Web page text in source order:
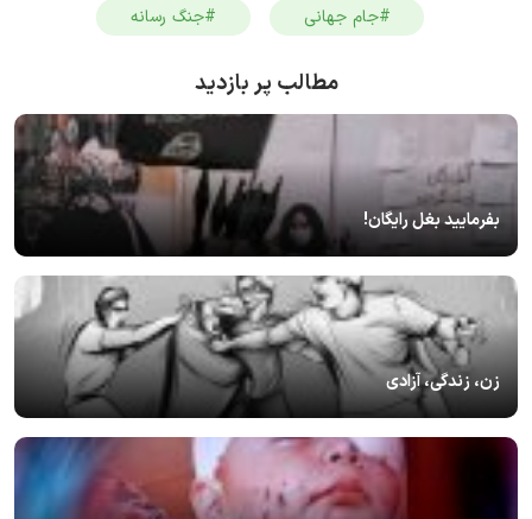
#جام جهانی
#جنگ رسانه
مطالب پر بازدید
بفرمایید بغل رایگان!
زن، زندگی، آزادی